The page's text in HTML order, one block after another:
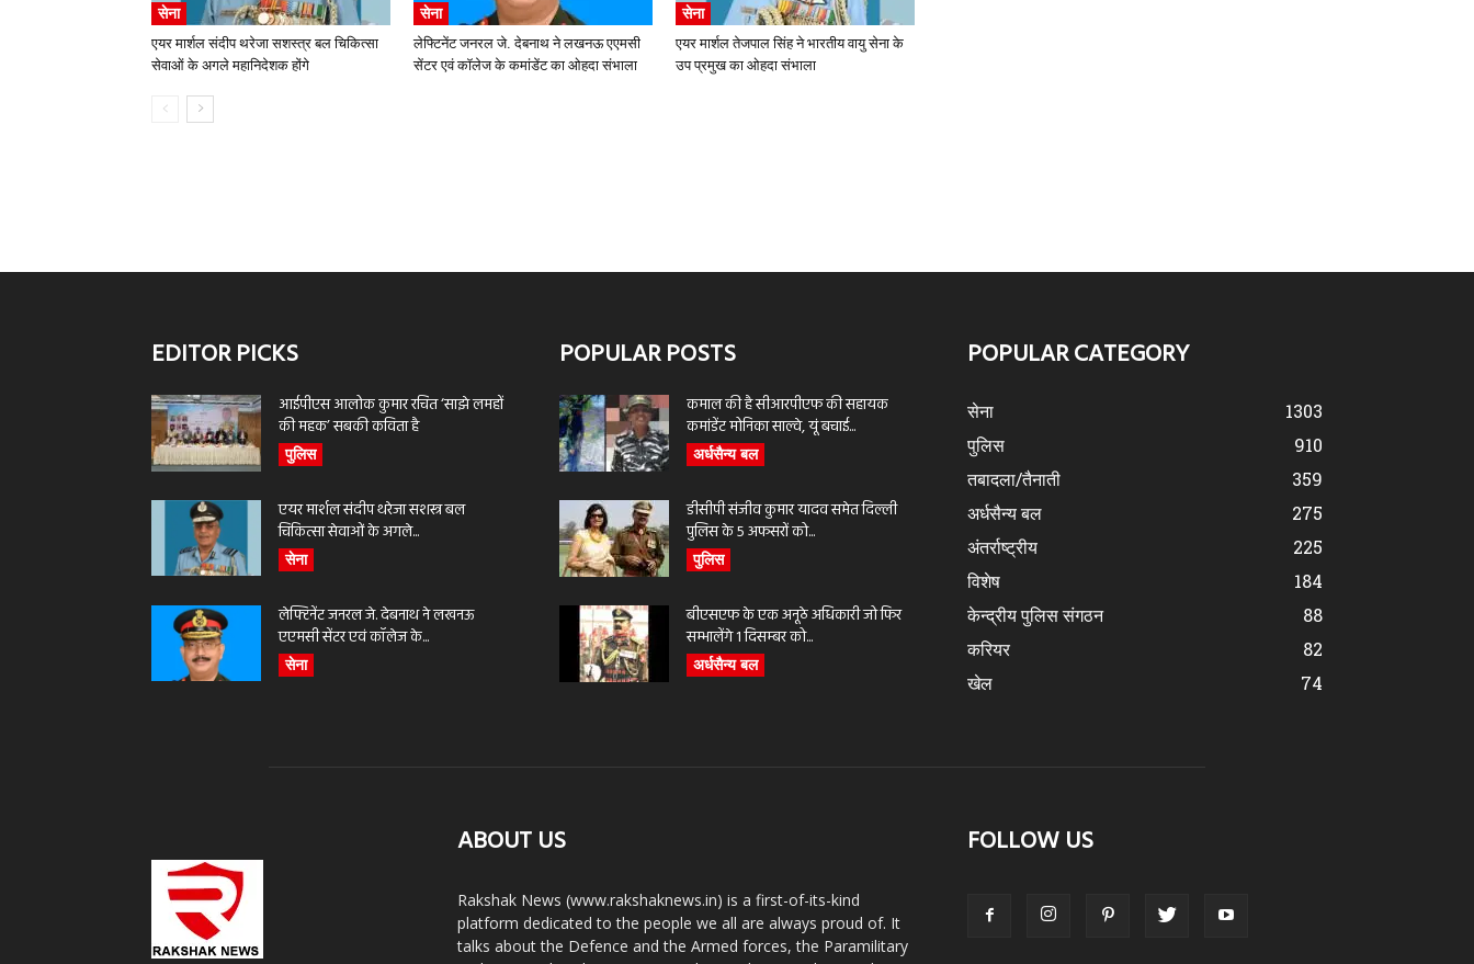
सेना
एयर मार्शल संदीप थरेजा सशस्त्र बल चिकित्सा
सेवाओं के अगले महानिदेशक होंगे
सेना
लेफ्टिनेंट जनरल जे. देबनाथ ने लखनऊ एएमसी
सेंटर एवं कॉलेज के कमांडेंट का ओहदा संभाला
सेना
एयर मार्शल तेजपाल सिंह ने भारतीय वायु सेना के
उप प्रमुख का ओहदा संभाला
EDITOR PICKS
आईपीएस आलोक कुमार रचित ‘साझे लमहों
की महक’ सबकी कविता है
पुलिस
एयर मार्शल संदीप थरेजा सशस्त्र बल
चिकित्सा सेवाओं के अगले...
सेना
लेफ्टिनेंट जनरल जे. देबनाथ ने लखनऊ
एएमसी सेंटर एवं कॉलेज के...
सेना
POPULAR POSTS
कमाल की है सीआरपीएफ की सहायक
कमांडेंट मोनिका साल्वे, यूं बचाई...
अर्धसैन्य बल
डीसीपी संजीव कुमार यादव समेत दिल्ली
पुलिस के 5 अफसरों को...
पुलिस
बीएसएफ के एक अनूठे अधिकारी जो फिर
सम्भालेंगे 1 दिसम्बर को...
अर्धसैन्य बल
POPULAR CATEGORY
सेना
1303
पुलिस
910
तबादला/तैनाती
359
अर्धसैन्य बल
275
अंतर्राष्ट्रीय
225
विशेष
184
केन्द्रीय पुलिस संगठन
88
करियर
82
खेल
74
ABOUT US
Rakshak News (www.rakshaknews.in) is a first-of-its-kind
platform dedicated to the people we all are always proud of. It
talks about the Defence and the Armed forces, the Paramilitary
FOLLOW US